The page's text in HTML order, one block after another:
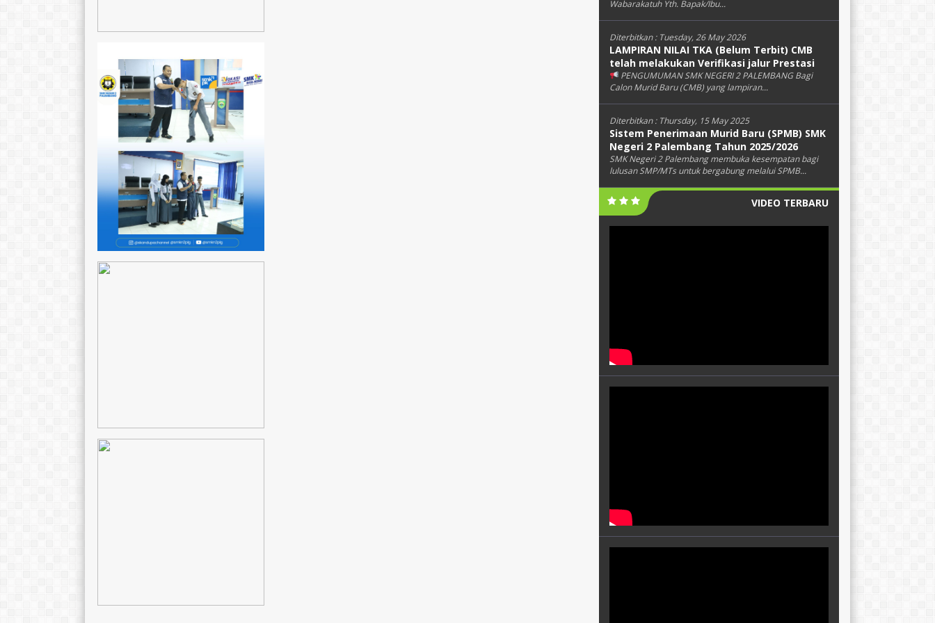
Wabarakatuh Yth. Bapak/Ibu...
Diterbitkan : Tuesday, 26 May 2026
LAMPIRAN NILAI TKA (Belum Terbit) CMB
telah melakukan Verifikasi jalur Prestasi
PENGUMUMAN SMK NEGERI 2 PALEMBANG Bagi
Calon Murid Baru (CMB) yang lampiran...
Diterbitkan : Thursday, 15 May 2025
Sistem Penerimaan Murid Baru (SPMB) SMK
Negeri 2 Palembang Tahun 2025/2026
SMK Negeri 2 Palembang membuka kesempatan bagi
lulusan SMP/MTs untuk bergabung melalui SPMB...
VIDEO TERBARU